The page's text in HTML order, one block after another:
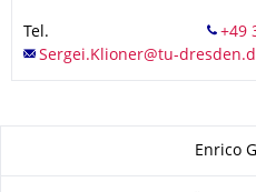
Tel.
Enrico